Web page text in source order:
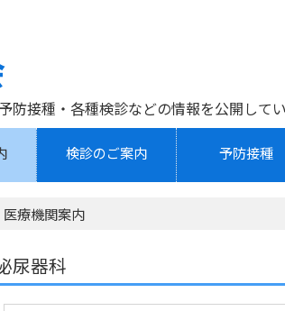
防接種・各種検診などの情報を公開して
検診のご案内 予防接種
医療機関案内
尿器科